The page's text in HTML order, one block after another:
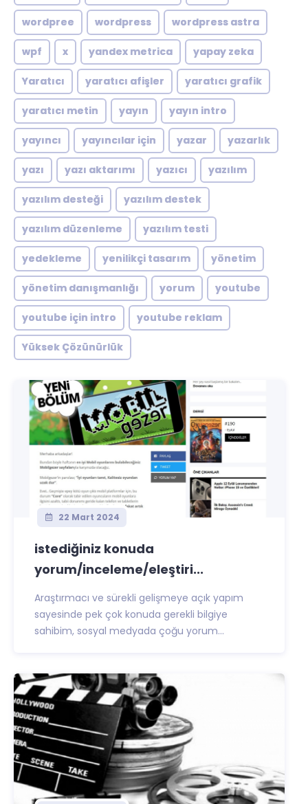
wordpree wordpress wordpress astra
wpf x yandex metrica yapay zeka
Yaratıcı yaratıcı afişler yaratıcı grafik
yaratıcı metin yayın yayın intro
yayıncı yayıncılar için yazar yazarlık
yazı yazı aktarımı yazıcı yazılım
yazılım desteği yazılım destek
yazılım düzenleme yazılım testi
yedekleme yenilikçi tasarım yönetim
yönetim danışmanlığı yorum youtube
youtube için intro youtube reklam
Yüksek Çözünürlük
22 Mart 2024
istediğiniz konuda
yorum/inceleme/eleştiri...
Araştırmacı ve sürekli gelişmeye açık yapım
sayesinde pek çok konuda gerekli bilgiye
sahibim, sosyal medyada çoğu yorum...